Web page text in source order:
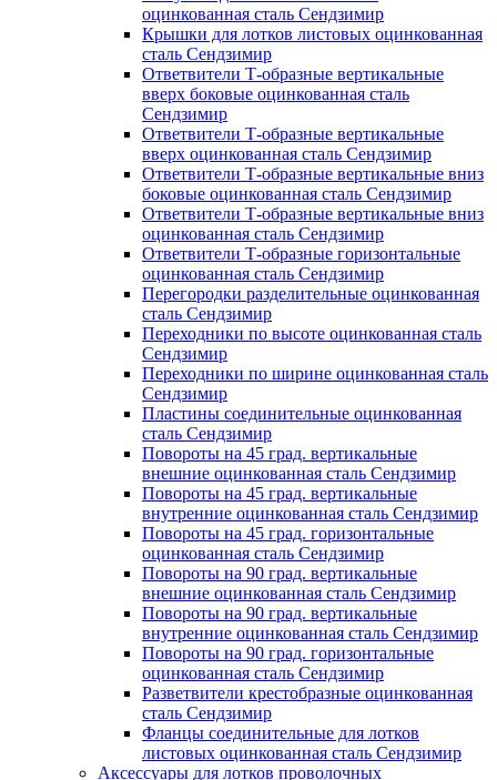
оцинкованная сталь Сендзимир
Крышки для лотков листовых оцинкованная
сталь Сендзимир
Ответвители Т-образные вертикальные
вверх боковые оцинкованная сталь
Сендзимир
Ответвители Т-образные вертикальные
вверх оцинкованная сталь Сендзимир
Ответвители Т-образные вертикальные вниз
боковые оцинкованная сталь Сендзимир
Ответвители Т-образные вертикальные вниз
оцинкованная сталь Сендзимир
Ответвители Т-образные горизонтальные
оцинкованная сталь Сендзимир
Перегородки разделительные оцинкованная
сталь Сендзимир
Переходники по высоте оцинкованная сталь
Сендзимир
Переходники по ширине оцинкованная сталь
Сендзимир
Пластины соединительные оцинкованная
сталь Сендзимир
Повороты на 45 град. вертикальные
внешние оцинкованная сталь Сендзимир
Повороты на 45 град. вертикальные
внутренние оцинкованная сталь Сендзимир
Повороты на 45 град. горизонтальные
оцинкованная сталь Сендзимир
Повороты на 90 град. вертикальные
внешние оцинкованная сталь Сендзимир
Повороты на 90 град. вертикальные
внутренние оцинкованная сталь Сендзимир
Повороты на 90 град. горизонтальные
оцинкованная сталь Сендзимир
Разветвители крестобразные оцинкованная
сталь Сендзимир
Фланцы соединительные для лотков
листовых оцинкованная сталь Сендзимир
Аксессуары для лотков проволочных